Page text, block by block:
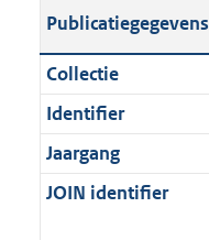
b
i
c
a
t
i
o
t
t
e
:
o
Publicatiegegevens
Collectie
Identifier
Jaargang
JOIN identifier